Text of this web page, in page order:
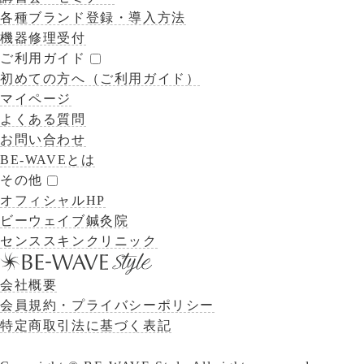
各種ブランド登録・導入方法
機器修理受付
ご利用ガイド
初めての方へ（ご利用ガイド）
マイページ
よくある質問
お問い合わせ
BE-WAVEとは
その他
オフィシャルHP
ビーウェイブ鍼灸院
センススキンクリニック
会社概要
会員規約・プライバシーポリシー
特定商取引法に基づく表記